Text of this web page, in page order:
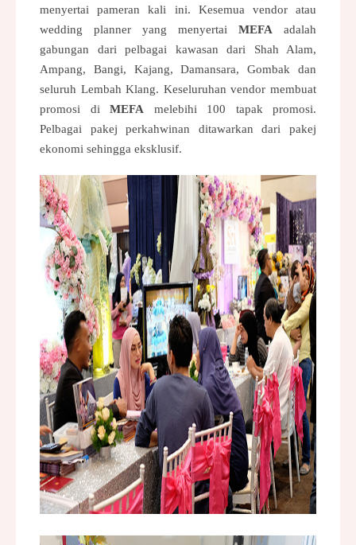
menyertai pameran kali ini. Kesemua vendor atau
wedding planner yang menyertai MEFA adalah
gabungan dari pelbagai kawasan dari Shah Alam,
Ampang, Bangi, Kajang, Damansara, Gombak dan
seluruh Lembah Klang. Keseluruhan vendor membuat
promosi di MEFA melebihi 100 tapak promosi.
Pelbagai pakej perkahwinan ditawarkan dari pakej
ekonomi sehingga eksklusif.